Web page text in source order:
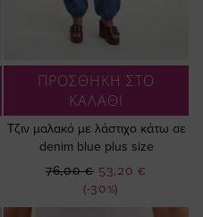
ΠΡΟΣΘΗΚΗ ΣΤΟ
ΚΑΛΑΘΙ
Τζιν μαλακό με λάστιχο κάτω σε
denim blue plus size
(-30%)
Ειδική
Τιμή
53,20 €
76,00 €